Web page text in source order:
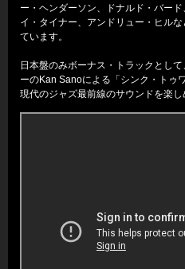
ー・ヘンダーソン、ドナルド・バー
イ・タイナー、アンドリュー・ヒル
ています。
日本盤のみボーナス・トラックとし
ーのKan Sanoによる「シンク・トゥ
現代のジャズ最前線のサウンドを楽し